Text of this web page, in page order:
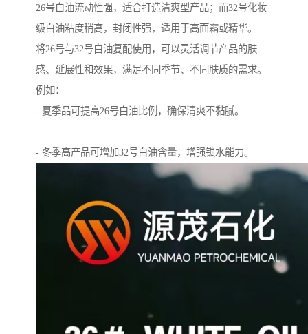
26号白油流动性强，适合打造清爽型产品；而32号化妆
级白油粘度稍高，封闭性强，适用于高面霜或精华。
将26号与32号白油复配使用，可以灵活调节产品的肤
感、延展性和效果，满足不同季节、不同肤质的需求。
例如：
- 夏季品可提高26号白油比例，确保清爽不黏腻。
- 冬季高产品可增加32号白油含量，增强锁水能力。